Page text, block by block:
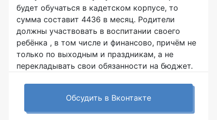
будет обучаться в кадетском корпусе, то
сумма составит 4436 в месяц. Родители
должны участвовать в воспитании своего
ребёнка , в том числе и финансово, причём не
только по выходным и праздникам, а не
перекладывать свои обязанности на бюджет.
Обсудить в Вконтакте